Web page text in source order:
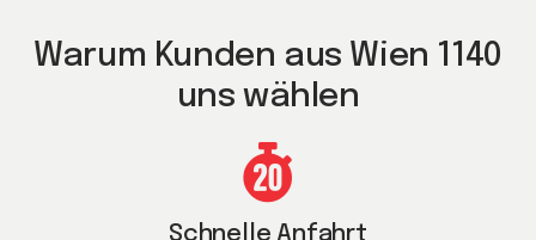
Warum Kunden aus Wien 1140
uns wählen
Schnelle Anfahrt